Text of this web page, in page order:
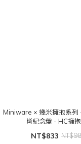
Miniware × 幾米擁抱系列
肖紀念盤 - HC擁
NT$833